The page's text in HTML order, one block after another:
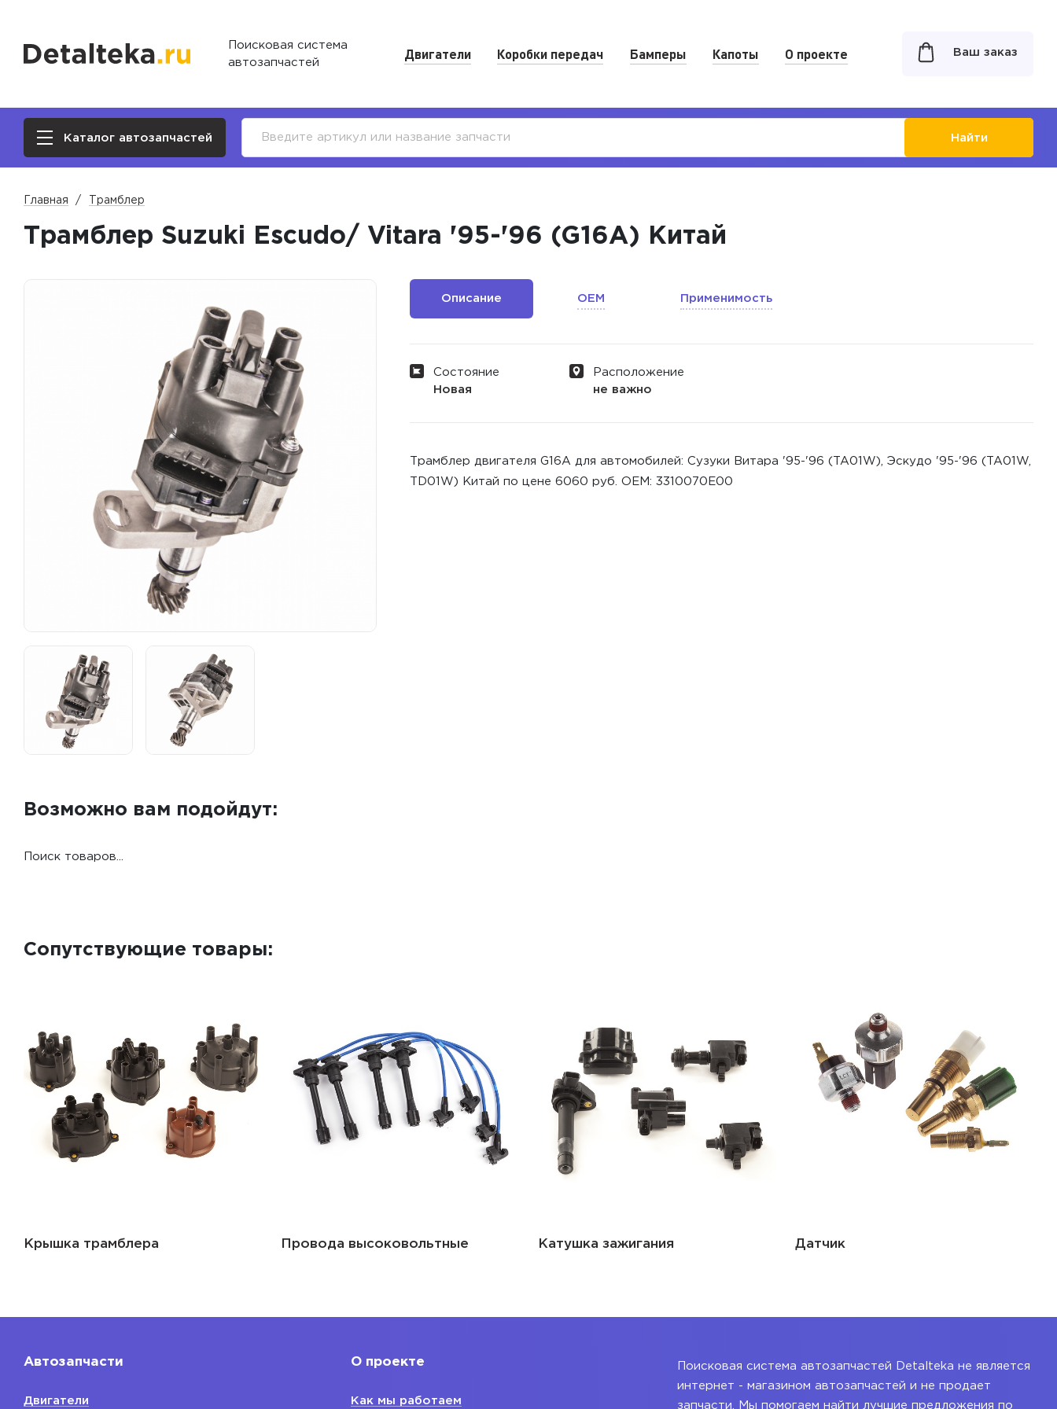
Поисковая система
автозапчастей
Двигатели Коробки передач Бамперы Капоты О проекте Ваш заказ
Каталог автозапчастей Найти
Главная Трамблер
Трамблер Suzuki Escudo/ Vitara '95-'96 (G16A) Китай
Описание OEM Применимость
Состояние
Новая
Расположение
не важно
Трамблер двигателя G16A для автомобилей: Сузуки Витара '95-'96 (TA01W), Эскудо '95-'96 (TA01W,
TD01W) Китай по цене 6060 руб. ОЕМ: 3310070E00
Возможно вам подойдут:
Поиск товаров...
Сопутствующие товары:
Крышка трамблера Провода высоковольтные Катушка зажигания Датчик
Автозапчасти
Двигатели
О проекте
Как мы работаем
Поисковая система автозапчастей Detalteka не является
интернет - магазином автозапчастей и не продает
запчасти. Мы помогаем найти лучшие предложения по